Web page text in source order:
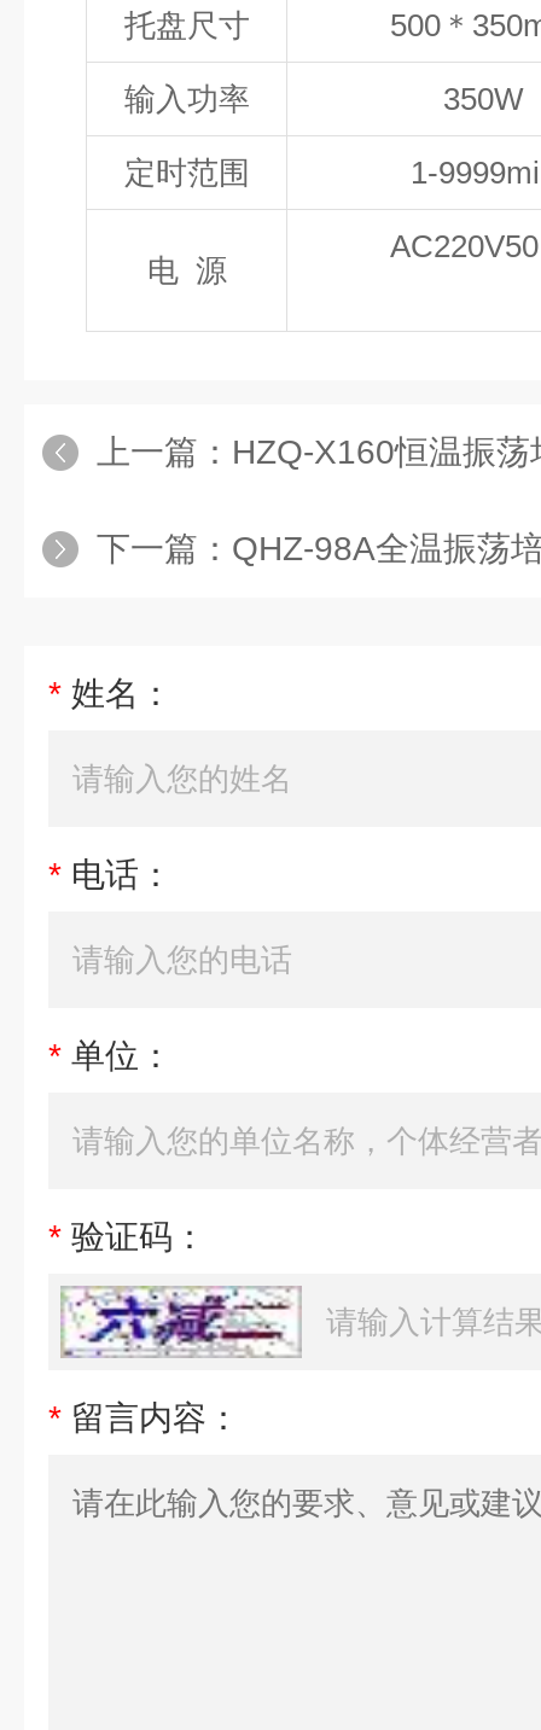
托盘尺寸 500＊
输入功率 350W
定时范围 1-
电 源
上一篇： HZQ-X160恒温振荡
下一篇： QHZ-98A全温振荡
* 姓名：
* 电话：
* 单位：
* 验证码：
* 留言内容：